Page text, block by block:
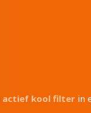
actief kool filter in